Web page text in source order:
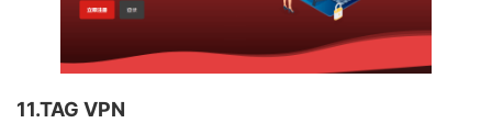
11.TAG VPN